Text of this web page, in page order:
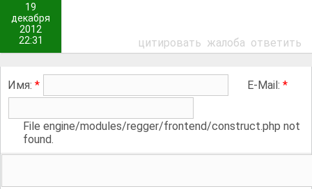
19
декабря
2012
22:31
цитировать жалоба ответить
Имя: * E-Mail: *
File engine/modules/regger/frontend/construct.php not
found.